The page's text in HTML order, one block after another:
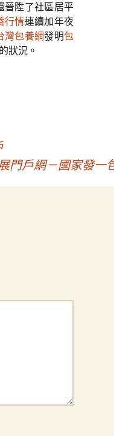
晉陞了社區居平
行情連續加年夜
灣包養網發明包
狀況。
門戶網－國家發一